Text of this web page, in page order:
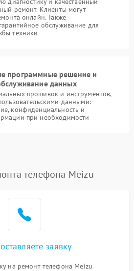
ремонт. Клиенты могут
онлайн. Также
обслуживание для
техники
программные решение и
данных
прошивок и инструментов,
данными:
конфиденциальность и
при необходимости
телефона Meizu
заявку
на ремонт телефона Meizu